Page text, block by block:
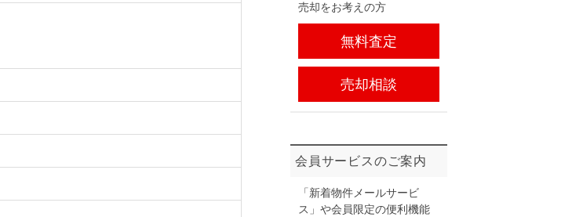
売却をお考えの方
無料査定
売却相談
会員サービスのご案内
「新着物件メールサービ
ス」や会員限定の便利機能